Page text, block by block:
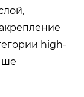
high-